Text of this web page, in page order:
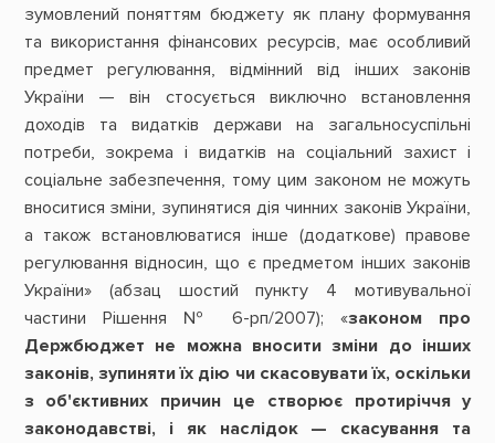
зумовлений поняттям бюджету як плану формування
та використання фінансових ресурсів, має особливий
предмет регулювання, відмінний від інших законів
України — він стосується виключно встановлення
доходів та видатків держави на загальносуспільні
потреби, зокрема і видатків на соціальний захист і
соціальне забезпечення, тому цим законом не можуть
вноситися зміни, зупинятися дія чинних законів України,
а також встановлюватися інше (додаткове) правове
регулювання відносин, що є предметом інших законів
України» (абзац шостий пункту 4 мотивувальної
частини Рішення № 6-рп/2007); «законом про
Держбюджет не можна вносити зміни до інших
законів, зупиняти їх дію чи скасовувати їх, оскільки
з об'єктивних причин це створює протиріччя у
законодавстві, і як наслідок — скасування та